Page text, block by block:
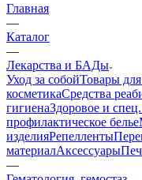
Главная
—
Каталог
—
Лекарства и БАДы
Уход за собойТовары
косметикаСредства
гигиенаЗдоровое и
профилактическое белье
изделияРепелленты
материалАксессуары
—